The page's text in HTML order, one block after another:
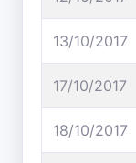
13/10/2017
17/10/2017
18/10/2017